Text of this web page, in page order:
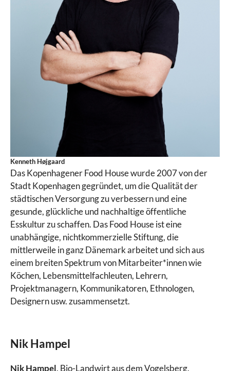
Kenneth Højgaard
Das Kopenhagener Food House wurde 2007 von der
Stadt Kopenhagen gegründet, um die Qualität der
städtischen Versorgung zu verbessern und eine
gesunde, glückliche und nachhaltige öffentliche
Esskultur zu schaffen. Das Food House ist eine
unabhängige, nichtkommerzielle Stiftung, die
mittlerweile in ganz Dänemark arbeitet und sich aus
einem breiten Spektrum von Mitarbeiter*innen wie
Köchen, Lebensmittelfachleuten, Lehrern,
Projektmanagern, Kommunikatoren, Ethnologen,
Designern usw. zusammensetzt.
Nik Hampel
Nik Hampel, Bio-Landwirt aus dem Vogelsberg,